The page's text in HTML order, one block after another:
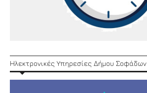
Ηλεκτρονικές Υπηρεσίες Δήμου Σοφάδων